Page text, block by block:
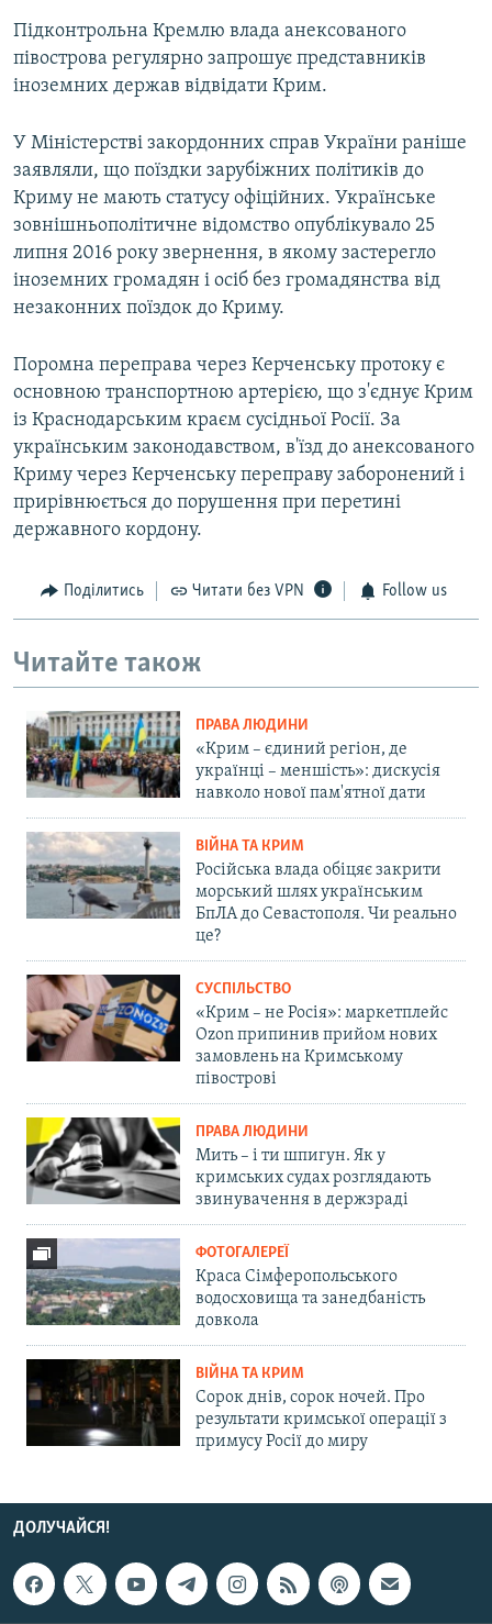
Підконтрольна Кремлю влада анексованого
півострова регулярно запрошує представників
іноземних держав відвідати Крим.
У Міністерстві закордонних справ України раніше
заявляли, що поїздки зарубіжних політиків до
Криму не мають статусу офіційних. Українське
зовнішньополітичне відомство опублікувало 25
липня 2016 року звернення, в якому застерегло
іноземних громадян і осіб без громадянства від
незаконних поїздок до Криму.
Поромна переправа через Керченську протоку є
основною транспортною артерією, що з'єднує Крим
із Краснодарським краєм сусідньої Росії. За
українським законодавством, в'їзд до анексованого
Криму через Керченську переправу заборонений і
прирівнюється до порушення при перетині
державного кордону.
Поділитись Читати без VPN Follow us
Читайте також
ПРАВА ЛЮДИНИ
«Крим – єдиний регіон, де
українці – меншість»: дискусія
навколо нової пам'ятної дати
ВІЙНА ТА КРИМ
Російська влада обіцяє закрити
морський шлях українським
БпЛА до Севастополя. Чи реально
це?
СУСПІЛЬСТВО
«Крим – не Росія»: маркетплейс
Ozon припинив прийом нових
замовлень на Кримському
півострові
ПРАВА ЛЮДИНИ
Мить – і ти шпигун. Як у
кримських судах розглядають
звинувачення в держзраді
ФОТОГАЛЕРЕЇ
Краса Сімферопольського
водосховища та занедбаність
довкола
ВІЙНА ТА КРИМ
Сорок днів, сорок ночей. Про
результати кримської операції з
примусу Росії до миру
ДОЛУЧАЙСЯ!